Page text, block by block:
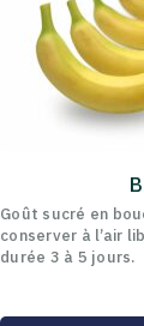
Goût sucré en
conserver à l’air
durée 3 à 5 jours.